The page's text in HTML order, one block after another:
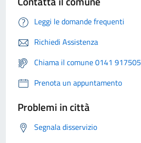
Leggi le domande frequenti
Richiedi Assistenza
Chiama il comune 0141 917505
Prenota un appuntamento
Problemi in città
Segnala disservizio